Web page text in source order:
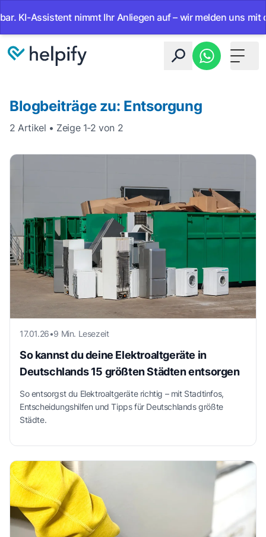
Assistent nimmt Ihr Anliegen auf – wir melden uns mit
Toggle
Blogbeiträge zu: Entsorgung
2 Artikel • Zeige 1-2 von 2
17.01.26•9 Min. Lesezeit
So kannst du deine Elektroaltgeräte in
Deutschlands 15 größten Städten entsorgen
So entsorgst du Elektroaltgeräte richtig – mit Stadtinfos,
Entscheidungshilfen und Tipps für Deutschlands größte
Städte.